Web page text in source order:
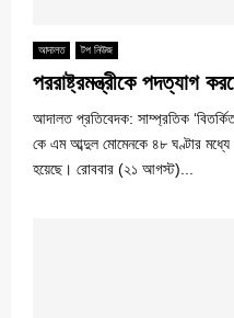
আদালত টপ নিউজ
পররাষ্ট্রমন্ত্রীকে পদত্যাগ
আদালত প্রতিবেদক: সাম্প্রতিক
কে এম আব্দুল মোমেনকে ৪৮ ঘণ্টার মধ্যে
হয়েছে। রোববার (২১ আগস্ট)...